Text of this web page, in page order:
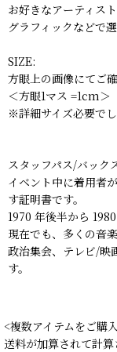
お好きなアーティス
グラフィックなどで
SIZE:
方眼上の画像にてご
＜方眼1マス =1cm＞
※詳細サイズ必要で
スタッフパス/バック
イベント中に着用者
す証明書です。
1970 年後半から
現在でも、多くの音
政治集会、テレビ/映
す。
<複数アイテムをご購
送料が加算されて計算